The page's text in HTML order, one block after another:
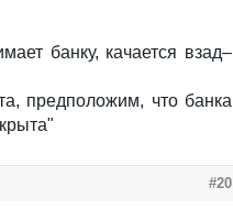
банку, качается взад–
предположим, что банка
#20